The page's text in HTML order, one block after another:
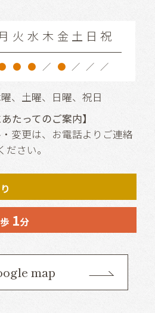
火 水 木 金 土 日 祝
● ● ／ ● ／ ／ ／
曜、土曜、日曜、祝日
たってのご案内】
変更は、お電話よりご連絡
ださい。
1分
map